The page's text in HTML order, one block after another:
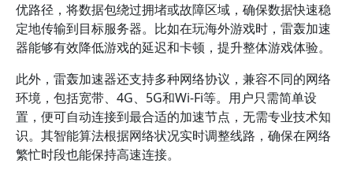
优路径，将数据包绕过拥堵或故障区域，确保数据快速稳
定地传输到目标服务器。比如在玩海外游戏时，雷轰加速
器能够有效降低游戏的延迟和卡顿，提升整体游戏体验。
此外，雷轰加速器还支持多种网络协议，兼容不同的网络
环境，包括宽带、4G、5G和Wi-Fi等。用户只需简单设
置，便可自动连接到最合适的加速节点，无需专业技术知
识。其智能算法根据网络状况实时调整线路，确保在网络
繁忙时段也能保持高速连接。